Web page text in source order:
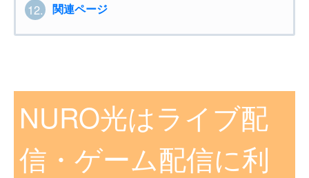
12. 関連ページ
NURO光はライブ配
信・ゲーム配信に利